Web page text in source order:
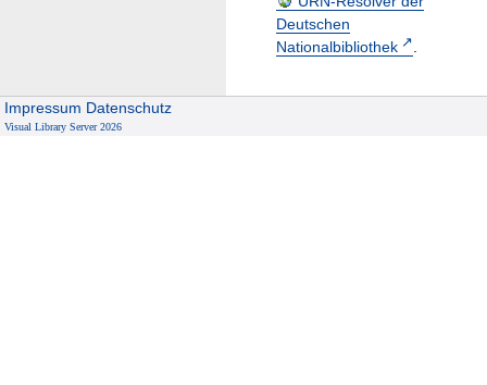
Deutschen
Nationalbibliothek
.
Impressum Datenschutz
Visual Library Server 2026